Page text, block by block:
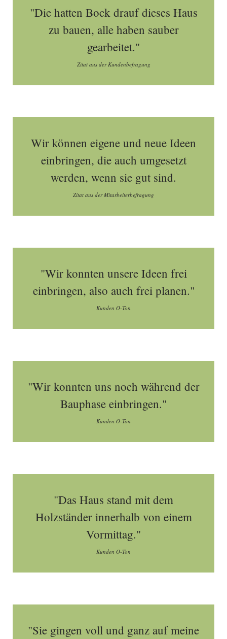
"Die hatten Bock drauf dieses Haus
zu bauen, alle haben sauber
gearbeitet."
Zitat aus der Kundenbefragung
Wir können eigene und neue Ideen
einbringen, die auch umgesetzt
werden, wenn sie gut sind.
Zitat aus der Mitarbeiterbefragung
"Wir konnten unsere Ideen frei
einbringen, also auch frei planen."
Kunden O-Ton
"Wir konnten uns noch während der
Bauphase einbringen."
Kunden O-Ton
"Das Haus stand mit dem
Holzständer innerhalb von einem
Vormittag."
Kunden O-Ton
"Sie gingen voll und ganz auf meine